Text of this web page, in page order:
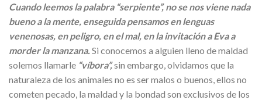
Cuando leemos la palabra “serpiente”, no se nos viene nada
bueno a la mente, enseguida pensamos en lenguas
venenosas, en peligro, en el mal, en la invitación a Eva a
morder la manzana. Si conocemos a alguien lleno de maldad
solemos llamarle “víbora”,sin embargo, olvidamos que la
naturaleza de los animales no es ser malos o buenos, ellos no
cometen pecado, la maldad y la bondad son exclusivos de los